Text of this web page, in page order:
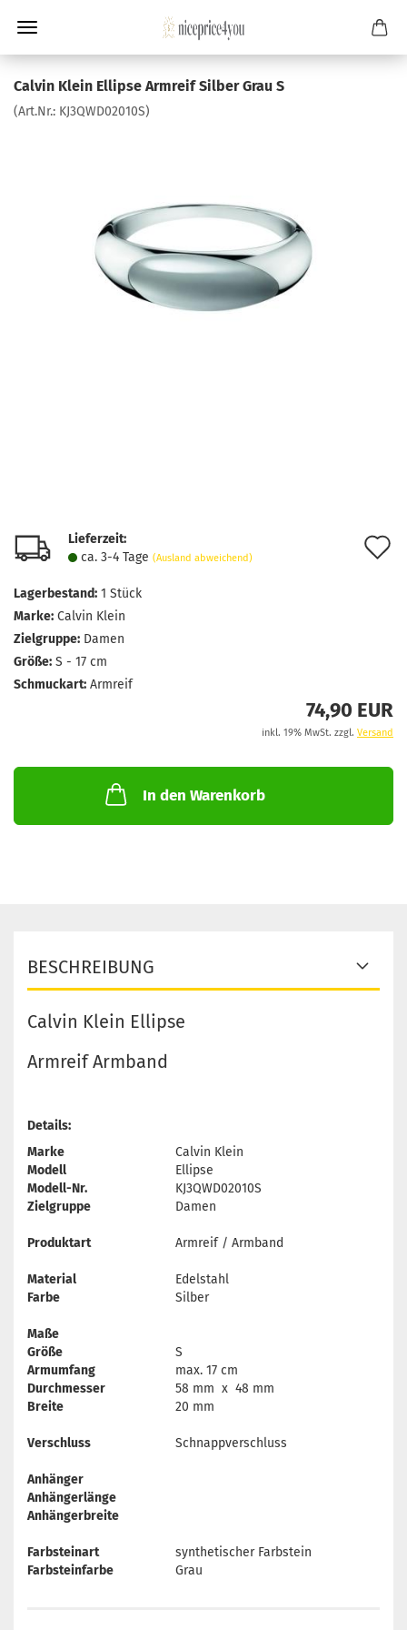
Calvin Klein Ellipse Armreif Silber Grau S
(Art.Nr.: KJ3QWD02010S)
Lieferzeit:
ca. 3-4 Tage (Ausland abweichend)
Lagerbestand: 1 Stück
Marke: Calvin Klein
Zielgruppe: Damen
Größe: S - 17 cm
Schmuckart: Armreif
74,90 EUR
inkl. 19% MwSt. zzgl. Versand
In den Warenkorb
BESCHREIBUNG
Calvin Klein Ellipse
Armreif Armband
Details:
Marke
Calvin Klein
Modell
Ellipse
Modell-Nr.
KJ3QWD02010S
Zielgruppe
Damen
Produktart Armreif / Armband
Material
Edelstahl
Farbe
Silber
Maße
Größe
S
Armumfang
max. 17 cm
Durchmesser
58 mm x 48 mm
Breite
20 mm
Verschluss Schnappverschluss
Anhänger
Anhängerlänge
Anhängerbreite
Farbsteinart
synthetischer Farbstein
Farbsteinfarbe
Grau